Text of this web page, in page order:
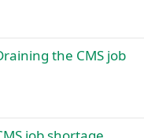
the CMS job